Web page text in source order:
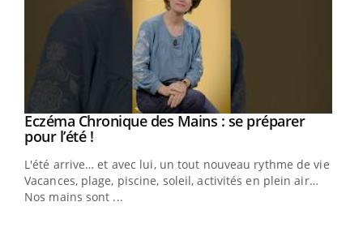
Youtube
Eczéma Chronique des Mains : se préparer
pour l’été !Youtube
L'été arrive… et avec lui, un tout nouveau rythme de vie !
Vacances, plage, piscine, soleil, activités en plein air…
Nos mains sont ...